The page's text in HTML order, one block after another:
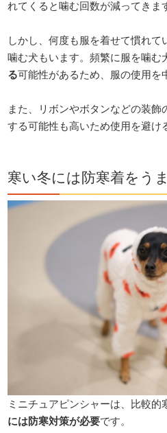
れてくると噛む回数が減ってきま
しかし、何度も服を着せて慣れて
噛む犬もいます。頻繁に服を噛む
る可能性があるため、服の使用を
また、リボンやボタンなどの装飾
する可能性も高いため使用を避け
寒い冬には防寒着をう
ミニチュアピンシャーは、比較的
には防寒対策が必要です。